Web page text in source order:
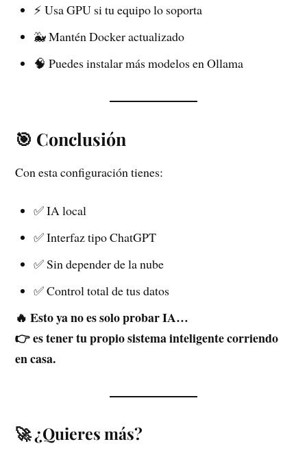
⚡ Usa GPU si tu equipo lo soporta
🐳 Mantén Docker actualizado
🧠 Puedes instalar más modelos en Ollama
🎯 Conclusión
Con esta configuración tienes:
✅ IA local
✅ Interfaz tipo ChatGPT
✅ Sin depender de la nube
✅ Control total de tus datos
🔥 Esto ya no es solo probar IA…
👉 es tener tu propio sistema inteligente corriendo
en casa.
🚀 ¿Quieres más?